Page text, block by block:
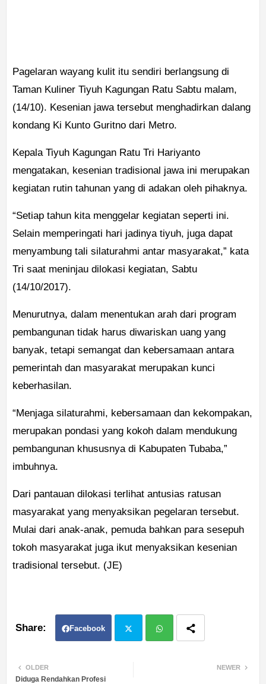
Pagelaran wayang kulit itu sendiri berlangsung di
Taman Kuliner Tiyuh Kagungan Ratu Sabtu malam,
(14/10). Kesenian jawa tersebut menghadirkan dalang
kondang Ki Kunto Guritno dari Metro.
Kepala Tiyuh Kagungan Ratu Tri Hariyanto
mengatakan, kesenian tradisional jawa ini merupakan
kegiatan rutin tahunan yang di adakan oleh pihaknya.
“Setiap tahun kita menggelar kegiatan seperti ini.
Selain memperingati hari jadinya tiyuh, juga dapat
menyambung tali silaturahmi antar masyarakat,” kata
Tri saat meninjau dilokasi kegiatan, Sabtu
(14/10/2017).
Menurutnya, dalam menentukan arah dari program
pembangunan tidak harus diwariskan uang yang
banyak, tetapi semangat dan kebersamaan antara
pemerintah dan masyarakat merupakan kunci
keberhasilan.
“Menjaga silaturahmi, kebersamaan dan kekompakan,
merupakan pondasi yang kokoh dalam mendukung
pembangunan khususnya di Kabupaten Tubaba,”
imbuhnya.
Dari pantauan dilokasi terlihat antusias ratusan
masyarakat yang menyaksikan pegelaran tersebut.
Mulai dari anak-anak, pemuda bahkan para sesepuh
tokoh masyarakat juga ikut menyaksikan kesenian
tradisional tersebut. (JE)
Facebook
NEWER
OLDER
Diduga Rendahkan Profesi